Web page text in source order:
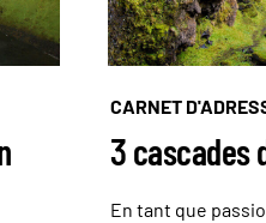
CARNET
3 cascades
En tant que